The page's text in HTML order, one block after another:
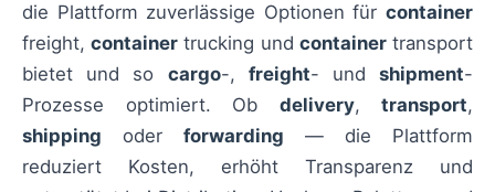
die Plattform zuverlässige Optionen für container
freight,container trucking und containertransport
bietet und so cargo-, freight- undshipment-
Prozesse optimiert. Ob delivery, transport,
shipping oder forwarding — die Plattform
reduziert Kosten, erhöht Transparenz und